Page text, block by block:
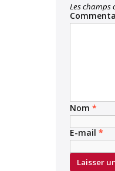
Les champs
Nom *
E-mail *